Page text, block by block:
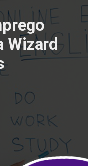
Wizard